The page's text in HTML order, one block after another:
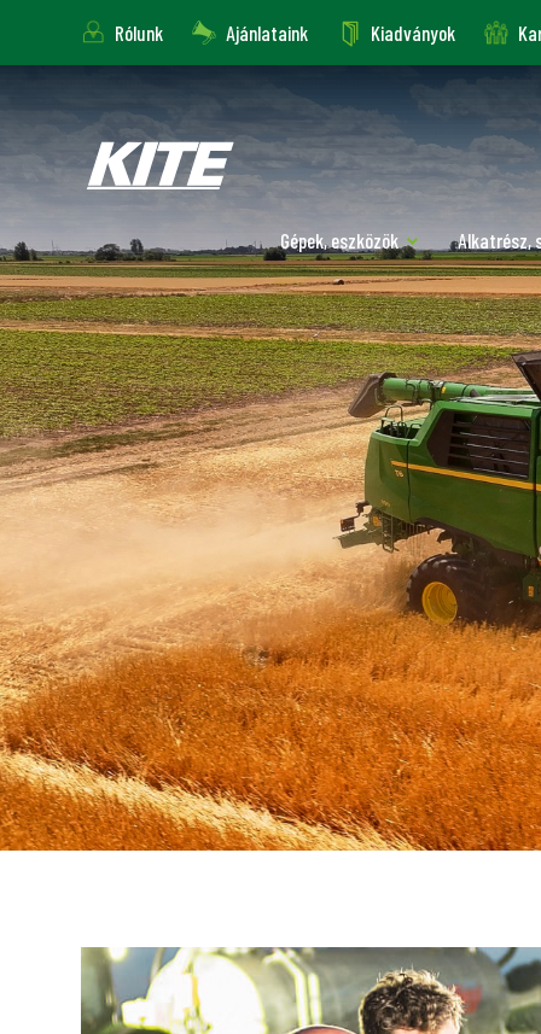
Rólunk Ajánlataink Kiadványok
Gépek, eszközök Alkatrész,